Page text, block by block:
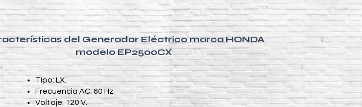
del Generador Eléctrico marca HONDA
modelo EP2500CX
Tipo: LX.​
Frecuencia AC: 60 Hz.
Voltaje: 120 V.